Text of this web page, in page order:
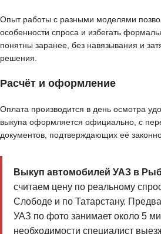
Опыт работы с разными моделями
особенности спроса и избегать
понятны заранее, без навязывания и
решения.
Расчёт и оформление
Оплата производится в день осмотра
выкупа оформляется официально, с
документов, подтверждающих её
Выкуп автомобилей УАЗ в
считаем цену по реальному
Слободе и по Татарстану.
УАЗ по фото занимает около 5
необходимости специалист